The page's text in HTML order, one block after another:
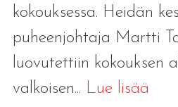
kokouksessa. Heidän
puheenjohtaja Martti
luovutettiin kokouksen
valkoisen... Lue lisää